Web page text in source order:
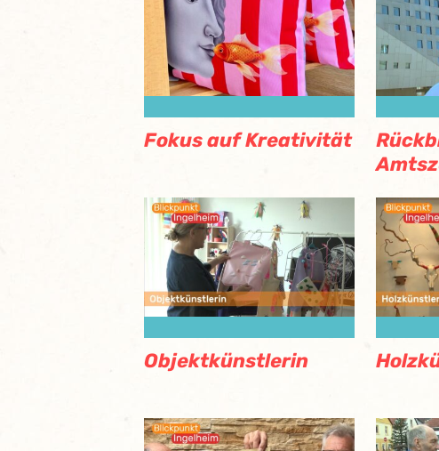
Fokus auf Kreativität
Objektkünstlerin